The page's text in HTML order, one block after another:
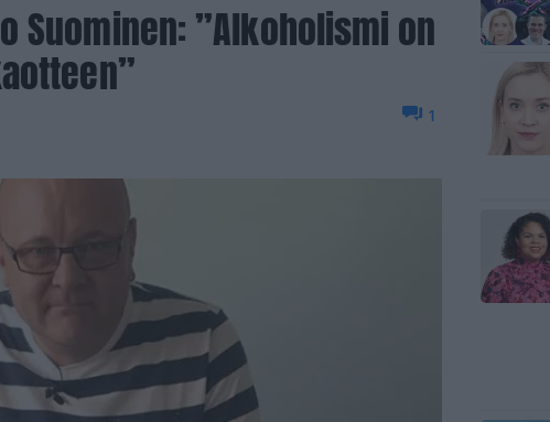
Suominen: ”Alkoholismi on
1